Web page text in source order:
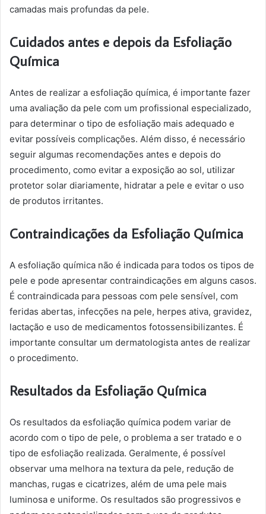
camadas mais profundas da pele.
Cuidados antes e depois da Esfoliação
Química
Antes de realizar a esfoliação química, é importante fazer
uma avaliação da pele com um profissional especializado,
para determinar o tipo de esfoliação mais adequado e
evitar possíveis complicações. Além disso, é necessário
seguir algumas recomendações antes e depois do
procedimento, como evitar a exposição ao sol, utilizar
protetor solar diariamente, hidratar a pele e evitar o uso
de produtos irritantes.
Contraindicações da Esfoliação Química
A esfoliação química não é indicada para todos os tipos de
pele e pode apresentar contraindicações em alguns casos.
É contraindicada para pessoas com pele sensível, com
feridas abertas, infecções na pele, herpes ativa, gravidez,
lactação e uso de medicamentos fotossensibilizantes. É
importante consultar um dermatologista antes de realizar
o procedimento.
Resultados da Esfoliação Química
Os resultados da esfoliação química podem variar de
acordo com o tipo de pele, o problema a ser tratado e o
tipo de esfoliação realizada. Geralmente, é possível
observar uma melhora na textura da pele, redução de
manchas, rugas e cicatrizes, além de uma pele mais
luminosa e uniforme. Os resultados são progressivos e